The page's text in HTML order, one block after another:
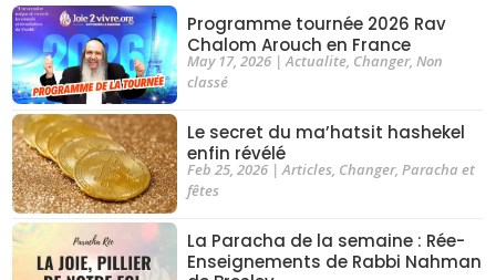
Programme tournée 2026 Rav
Chalom Arouch en France
May 17, 2026|Actualite, Changer, Non
classé
Le secret du ma’hatsit hashekel
enfin révélé
Feb 25, 2026|Articles, Changer, Paracha et
fêtes
La Paracha de la semaine : Rée-
Enseignements de Rabbi Nahman